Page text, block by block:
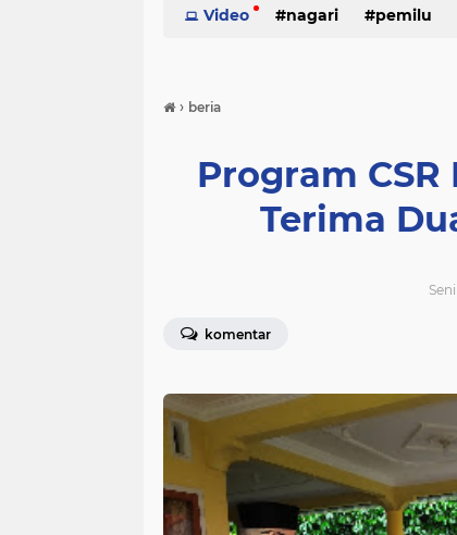
Video nagari pemilu
› beria
Program
Terima
komentar